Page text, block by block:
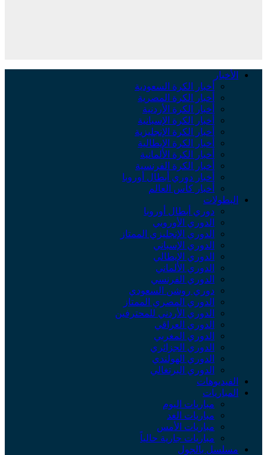
الأخبار
أخبار الكرة السعودية
أخبار الكرة المصرية
أخبار الكرة الأردنية
أخبار الكرة الإسبانية
أخبار الكرة الإنجليزية
أخبار الكرة الإيطالية
أخبار الكرة الألمانية
أخبار الكرة الفرنسية
أخبار دوري أبطال أوروبا
أخبار كأس العالم
البطولات
دوري أبطال أوروبا
الدوري الأوروبي
الدوري الإنجليزي الممتاز
الدوري الإسباني
الدوري الإيطالي
الدوري الألماني
الدوري الفرنسي
دوري روشن السعودي
الدوري المصري الممتاز
الدوري الأردني للمحترفين
الدوري العراقي
الدوري المغربي
الدوري الجزائري
الدوري الهولندي
الدوري البرتغالي
الفيديوهات
المباريات
مباريات اليوم
مباريات الغد
مباريات الأمس
مباريات جارية حالياً
مسلسل بالجول